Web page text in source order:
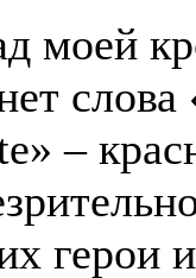
моей
–
герои